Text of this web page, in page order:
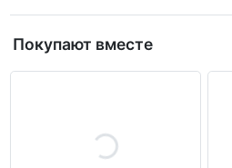
Покупают вместе